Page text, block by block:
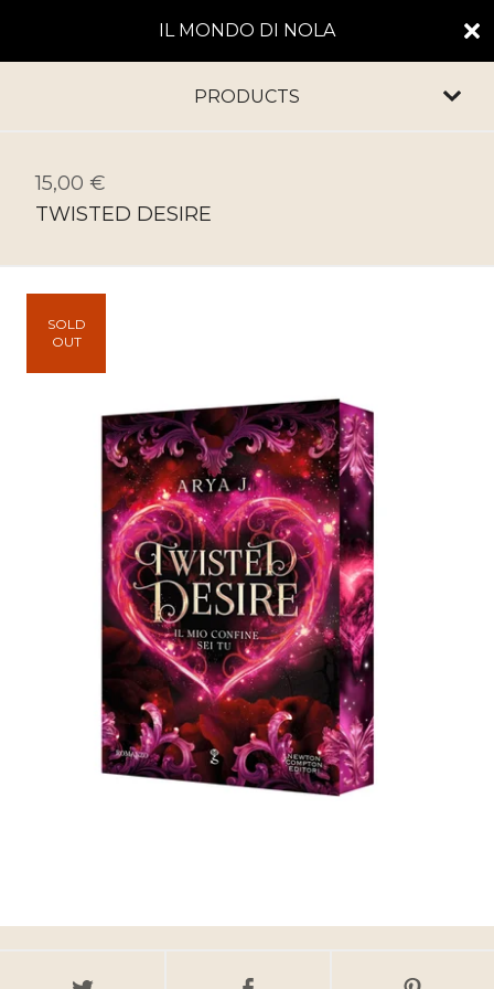
IL MONDO DI NOLA
PRODUCTS
15,00 €
TWISTED DESIRE
SOLD
OUT